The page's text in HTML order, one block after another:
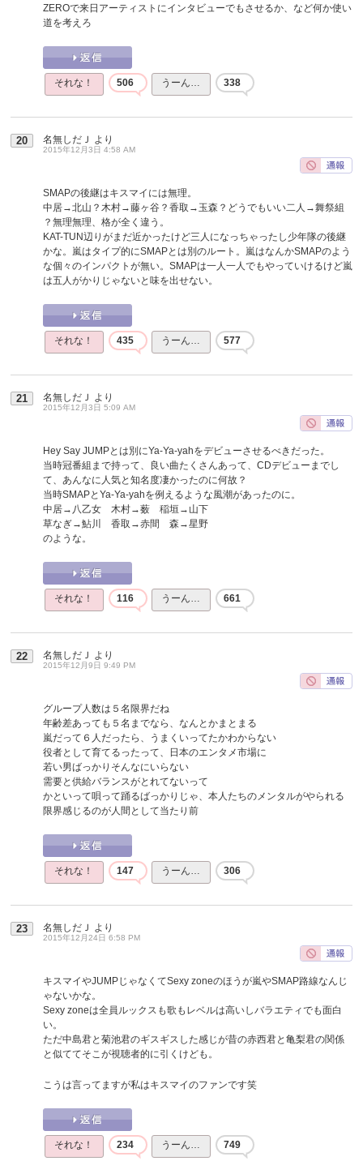
ZEROで来日アーティストにインタビューでもさせるか、など何か使い
道を考えろ
それな！ 506 うーん… 338
20 名無しだＪ より
2015年12月3日 4:58 AM
SMAPの後継はキスマイには無理。
中居→北山？木村→藤ヶ谷？香取→玉森？どうでもいい二人→舞祭組
？無理無理、格が全く違う。
KAT-TUN辺りがまだ近かったけど三人になっちゃったし少年隊の後継
かな。嵐はタイプ的にSMAPとは別のルート。嵐はなんかSMAPのよう
な個々のインパクトが無い。SMAPは一人一人でもやっていけるけど嵐
は五人がかりじゃないと味を出せない。
それな！ 435 うーん… 577
21 名無しだＪ より
2015年12月3日 5:09 AM
Hey Say JUMPとは別にYa-Ya-yahをデビューさせるべきだった。
当時冠番組まで持って、良い曲たくさんあって、CDデビューまでし
て、あんなに人気と知名度凄かったのに何故？
当時SMAPとYa-Ya-yahを例えるような風潮があったのに。
中居→八乙女 木村→薮 稲垣→山下
草なぎ→鮎川 香取→赤間 森→星野
のような。
それな！ 116 うーん… 661
22 名無しだＪ より
2015年12月9日 9:49 PM
グループ人数は５名限界だね
年齢差あっても５名までなら、なんとかまとまる
嵐だって６人だったら、うまくいってたかわからない
役者として育てるったって、日本のエンタメ市場に
若い男ばっかりそんなにいらない
需要と供給バランスがとれてないって
かといって唄って踊るばっかりじゃ、本人たちのメンタルがやられる
限界感じるのが人間として当たり前
それな！ 147 うーん… 306
23 名無しだＪ より
2015年12月24日 6:58 PM
キスマイやJUMPじゃなくてSexy zoneのほうが嵐やSMAP路線なんじ
ゃないかな。
Sexy zoneは全員ルックスも歌もレベルは高いしバラエティでも面白
い。
ただ中島君と菊池君のギスギスした感じが昔の赤西君と亀梨君の関係
と似ててそこが視聴者的に引くけども。
こうは言ってますが私はキスマイのファンです笑
それな！ 234 うーん… 749